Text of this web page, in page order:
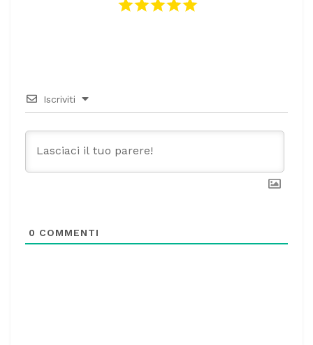
Iscriviti
0 COMMENTI